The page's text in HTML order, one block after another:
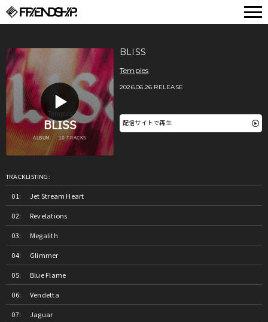
BLISS
Temples
2026.06.26 RELEASE
配信サイトで再生
TRACKLISTING:
Jet Stream Heart
Revelations
Megalith
Glimmer
Blue Flame
Vendetta
Jaguar